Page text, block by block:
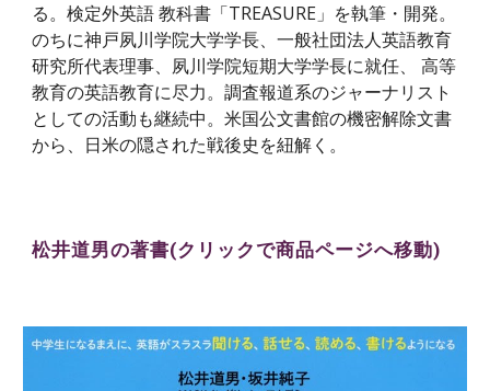
る。検定外英語 教科書「TREASURE」を執筆・開発。
のちに神戸夙川学院大学学長、一般社団法人英語教育
研究所代表理事、夙川学院短期大学学長に就任、 高等
教育の英語教育に尽力。調査報道系のジャーナリスト
としての活動も継続中。米国公文書館の機密解除文書
から、日米の隠された戦後史を紐解く。
松井道男の著書(クリックで商品ページへ移動)